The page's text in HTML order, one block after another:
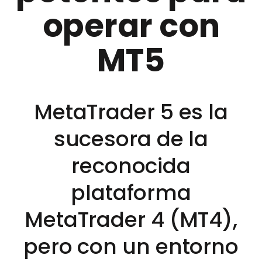
operar con
MT5
MetaTrader 5 es la
sucesora de la
reconocida
plataforma
MetaTrader 4 (MT4),
pero con un entorno